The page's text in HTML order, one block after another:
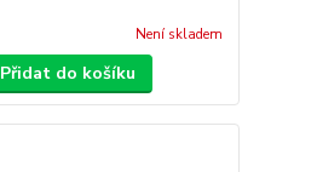
Není skladem
Přidat do košíku